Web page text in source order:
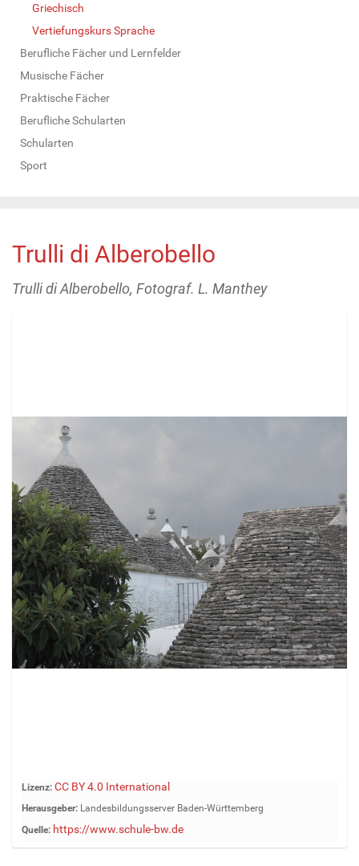
Griechisch
Vertiefungskurs Sprache
Berufliche Fächer und Lernfelder
Musische Fächer
Praktische Fächer
Berufliche Schularten
Schularten
Sport
Trulli di Alberobello
Trulli di Alberobello, Fotograf. L. Manthey
Z
e
g
e
Lizenz: CC BY 4.0 International
Herausgeber: Landesbildungsserver Baden-Württemberg
Quelle: https://www.schule-bw.de